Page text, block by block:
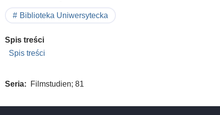
Biblioteka Uniwersytecka
Spis treści
Spis treści
Seria Filmstudien; 81